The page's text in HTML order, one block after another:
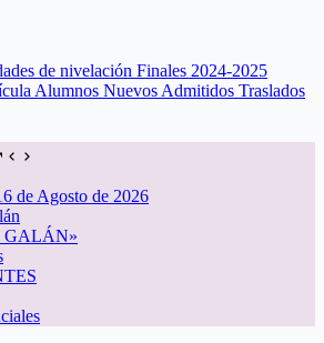
de nivelación Finales 2024-2025
Alumnos Nuevos Admitidos Traslados
de Agosto de 2026
GALÁN»